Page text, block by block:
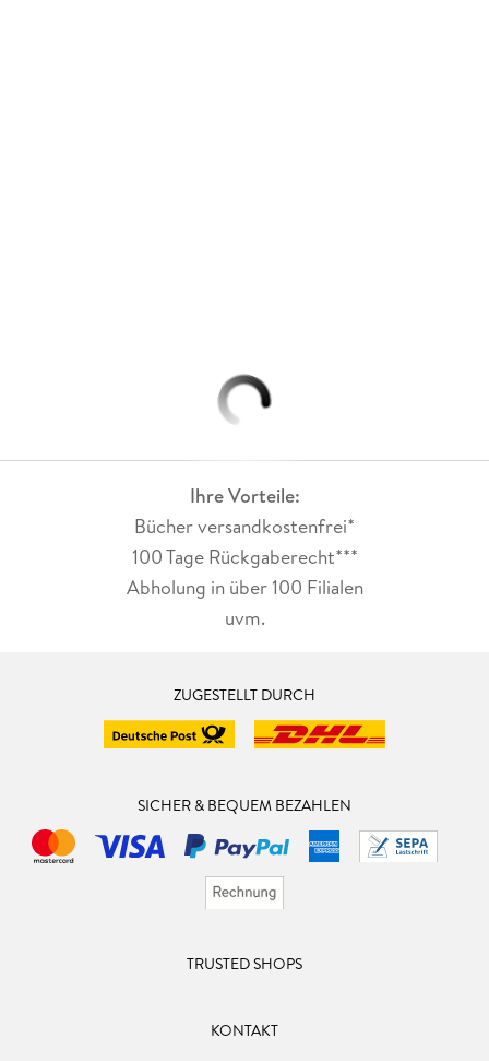
Ihre Vorteile:
Bücher versandkostenfrei*
100 Tage Rückgaberecht***
Abholung in über 100 Filialen
uvm.
ZUGESTELLT DURCH
SICHER & BEQUEM BEZAHLEN
TRUSTED SHOPS
KONTAKT